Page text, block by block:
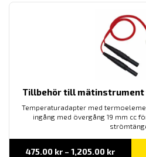
Tillbehör till mätinstrument
Temperaturadapter med
ingång med övergång 19 mm cc
475.00 kr – 1,205.00 kr